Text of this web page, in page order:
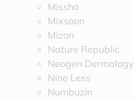
Missha
Mixsoon
Mizon
Nature Republic
Neogen Dermalogy
Nine Less
Numbuzin